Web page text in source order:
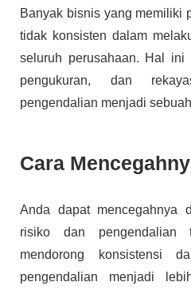
Banyak bisnis yang memiliki
tidak konsisten dalam
seluruh perusahaan. Hal ini
pengukuran, dan
pengendalian menjadi
Cara
Anda dapat mencegahnya
risiko dan
mendorong konsistensi
pengendalian menjadi